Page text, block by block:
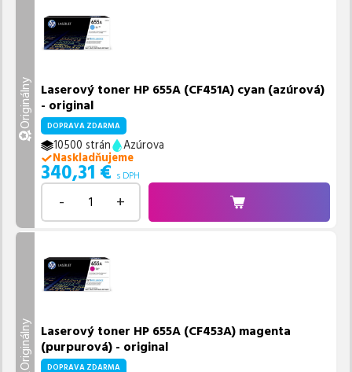
Originálny Laserový toner HP 655A (CF451A) cyan (azúrová)
- original
DOPRAVA ZDARMA
10500 strán
Azúrova
Naskladňujeme
340,31 € s DPH
- +
Originálny Laserový toner HP 655A (CF453A) magenta
(purpurová) - original
DOPRAVA ZDARMA